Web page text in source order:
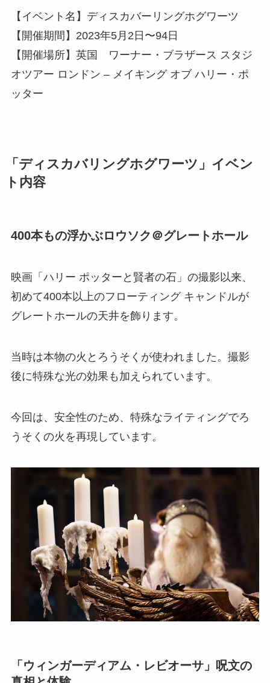
【イベント名】ディスカバーリングホグワーツ
【開催期間】2023年5月2日〜94日
【開催場所】英国 ワーナー・ブラザース スタジ
オツアー ロンドン – メイキング オブ ハリー・ポ
ッター
「ディスカバリングホグワーツ」イベン
ト内容
400本もの浮かぶロウソク＠グレートホール
映画「ハリー ポッターと賢者の石」の撮影以来、
初めて400本以上のフローティング キャンドルが
グレートホールの天井を飾ります。
当時は本物の火とろうそくが使われました。撮影
後に特殊な光の効果も加えられています。
今回は、安全性のため、特殊なライティングでろ
うそくの火を再現しています。
「ウィンガーディアム・レビオーサ」呪文の